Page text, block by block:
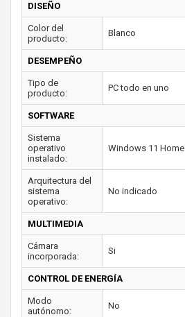
DISEÑO
Color del
producto:
Blanco
DESEMPEÑO
Tipo de
producto:
PC todo en uno
SOFTWARE
Sistema
operativo
instalado:
Windows 11 Home
Arquitectura del
sistema
operativo:
No indicado
MULTIMEDIA
Cámara
incorporada:
Si
CONTROL DE ENERGÍA
Modo
autónomo:
No